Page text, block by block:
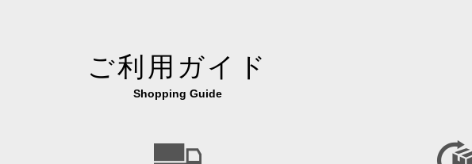
ご利用ガイド
Shopping Guide